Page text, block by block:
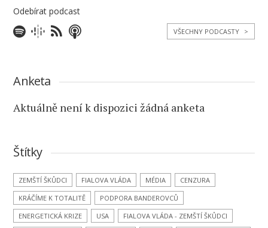
Odebírat podcast
VŠECHNY PODCASTY >
Anketa
Aktuálně není k dispozici žádná anketa
Štítky
ZEMŠTÍ ŠKŮDCI FIALOVA VLÁDA MÉDIA
CENZURA
KRÁČÍME K TOTALITĚ
PODPORA BANDEROVCŮ
ENERGETICKÁ KRIZE
USA
FIALOVA VLÁDA - ZEMŠTÍ ŠKŮDCI